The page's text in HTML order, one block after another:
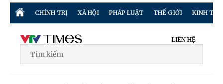
CHÍNH TRỊ XÃ HỘI PHÁP LUẬT THẾ GIỚI KINH TẾ
LIÊN HỆ